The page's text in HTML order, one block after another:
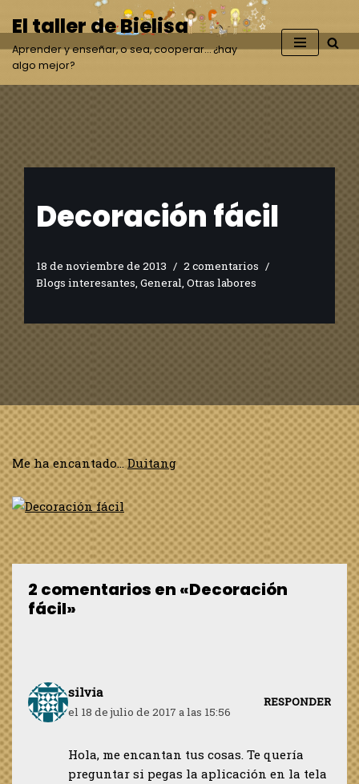
Saltar
al
contenido
El taller de Bielisa
Aprender y enseñar, o sea, cooperar… ¿hay
algo mejor?
Decoración fácil
18 de noviembre de 2013
2 comentarios
Blogs interesantes General Otras labores
Me ha encantado…Duitang
2 comentarios en «Decoración
fácil»
silvia
el 18 de julio de 2017 a las 15:56
RESPONDER
Hola, me encantan tus cosas. Te quería
preguntar si pegas la aplicación en la tela